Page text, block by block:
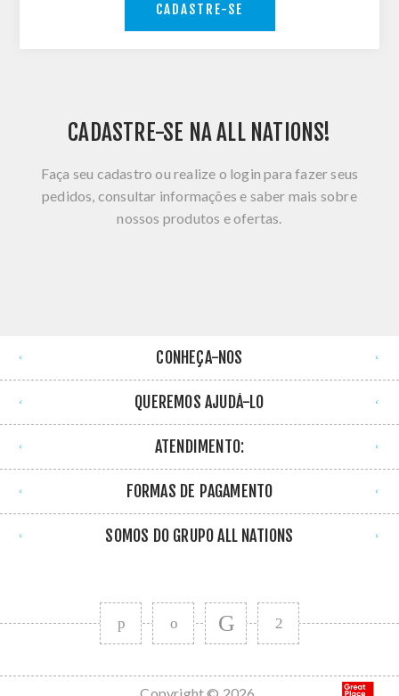
CADASTRE-SE
CADASTRE-SE NA ALL NATIONS!
Faça seu cadastro ou realize o login para fazer seus
pedidos, consultar informações e saber mais sobre
nossos produtos e ofertas.
CONHEÇA-NOS
QUEREMOS AJUDÁ-LO
ATENDIMENTO:
FORMAS DE PAGAMENTO
SOMOS DO GRUPO ALL NATIONS